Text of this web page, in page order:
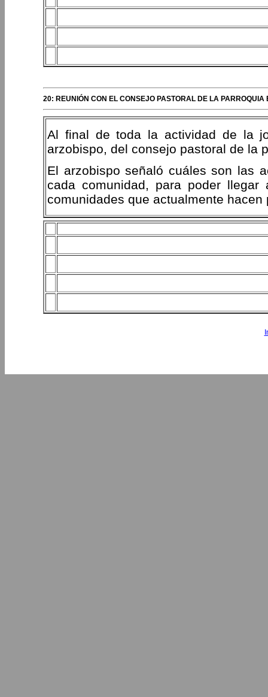
20: REUNIÓN CON EL CONSEJO PASTORAL DE LA PARROQUIA
Al final de toda la actividad de la
arzobispo, del consejo pastoral de la
El arzobispo señaló cuáles son las
cada comunidad, para poder
comunidades que actualmente hacen